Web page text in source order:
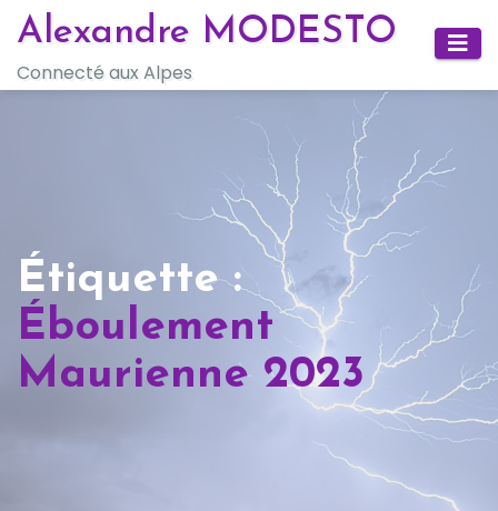
Skip
content
Alexandre MODESTO
Connecté aux Alpes
Étiquette :
Éboulement
Maurienne 2023